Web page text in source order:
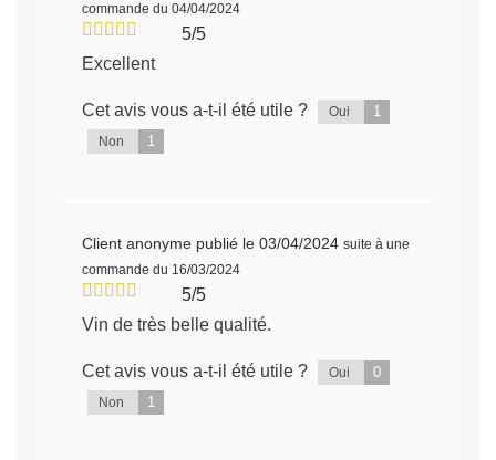
commande du 04/04/2024
5/5
Excellent
Cet avis vous a-t-il été utile ? Oui 1
Non 1
Client anonyme publié le 03/04/2024 suite à une
commande du 16/03/2024
5/5
Vin de très belle qualité.
Cet avis vous a-t-il été utile ? Oui 0
Non 1